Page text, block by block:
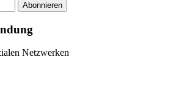
Abonnieren
Netzwerken